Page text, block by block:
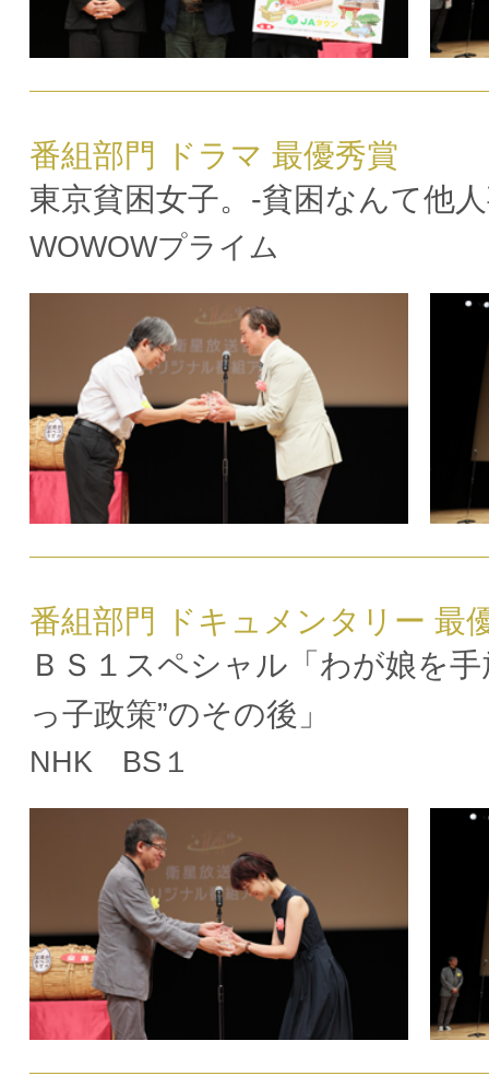
番組部門 ドラマ 最優秀賞
東京貧困女子。-貧困なんて他
WOWOWプライム
番組部門 ドキュメンタリー 最
ＢＳ１スペシャル「わが娘を
っ子政策”のその後」
NHK BS１